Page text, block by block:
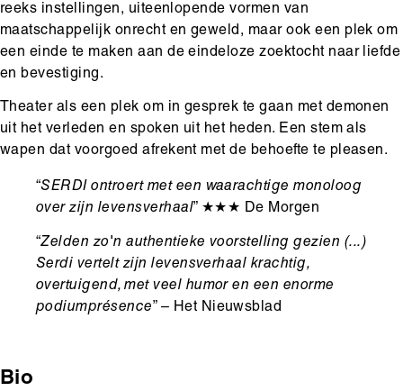
reeks instellingen, uiteenlopende vormen van
maatschappelijk onrecht en geweld, maar ook een plek om
een einde te maken aan de eindeloze zoektocht naar liefde
en bevestiging.
Theater als een plek om in gesprek te gaan met demonen
uit het verleden en spoken uit het heden. Een stem als
wapen dat voorgoed afrekent met de behoefte te pleasen.
“SERDI ontroert met een waarachtige monoloog
over zijn levensverhaal” ★★★ De Morgen
“Zelden zo'n authentieke voorstelling gezien (...)
Serdi vertelt zijn levensverhaal krachtig,
overtuigend, met veel humor en een enorme
podiumprésence” – Het Nieuwsblad
Bio